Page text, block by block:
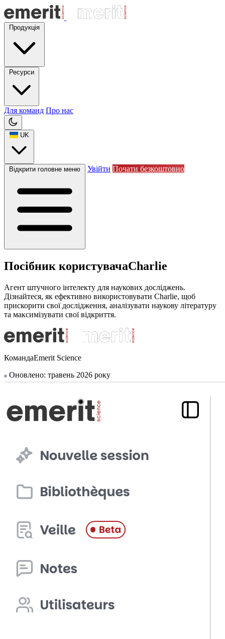
Продукція
Ресурси
Для команд Про нас
UK
Відкрити головне меню Увійти Почати безкоштовно
Посібник користувачаCharlie
Агент штучного інтелекту для наукових досліджень.
Дізнайтеся, як ефективно використовувати Charlie, щоб
прискорити свої дослідження, аналізувати наукову літературу
та максимізувати свої відкриття.
КомандаEmerit Science
Оновлено: травень 2026 року